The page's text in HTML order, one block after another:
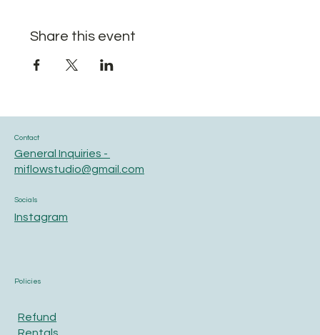
Share this event
Contact
General Inquiries -
miflowstudio@gmail.com
Socials
Instagram
Policies
Refund
Rentals